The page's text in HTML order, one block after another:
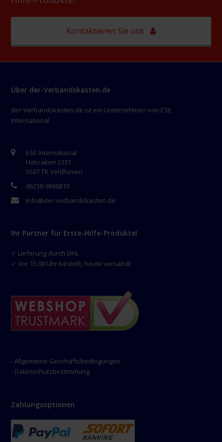
Kontaktieren Sie uns
Über der-Verbandskasten.de
der-Verbandskasten.de ist ein Unternehmen von ESE
International
ESE International
Habraken 2331
5507 TK Veldhoven
06238-9846810
info@der-verbandskasten.de
Ihr Partner für Erste-Hilfe-Produkte!
✓ Lieferung durch DHL
✓ Vor 15.00 Uhr bestellt, heute versandt
- Allgemeine Geschäftsbedingungen
- Datenschutzbestimmung
Zahlungsoptionen